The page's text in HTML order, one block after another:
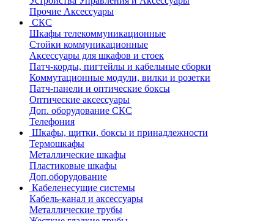
Прочие Аксессуары
СКС
Шкафы телекоммуникационные
Стойки коммуникационные
Аксессуары для шкафов и стоек
Патч-корды, пигтейлы и кабельные сборки
Коммутационные модули, вилки и розетки
Патч-панели и оптические боксы
Оптические аксессуары
Доп. оборудование СКС
Телефония
Шкафы, щитки, боксы и принадлежности
Термошкафы
Металлические шкафы
Пластиковые шкафы
Доп.оборудование
Кабеленесущие системы
Кабель-канал и аксессуары
Металлические трубы